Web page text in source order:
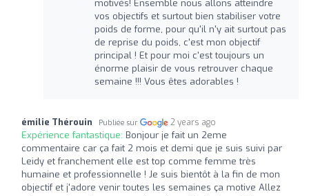
motivés! Ensemble nous allons atteindre
vos objectifs et surtout bien stabiliser votre
poids de forme, pour qu'il n'y ait surtout pas
de reprise du poids, c'est mon objectif
principal ! Et pour moi c'est toujours un
énorme plaisir de vous retrouver chaque
semaine !!! Vous êtes adorables !
émilie Thérouin Publiée sur 2 years ago
Expérience fantastique: Bonjour je fait un 2eme
commentaire car ça fait 2 mois et demi que je suis suivi par
Leidy et franchement elle est top comme femme très
humaine et professionnelle ! Je suis bientôt à la fin de mon
objectif et j'adore venir toutes les semaines ça motive Allez